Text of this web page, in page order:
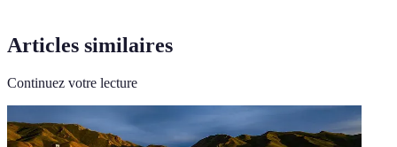
Articles similaires
Continuez votre lecture